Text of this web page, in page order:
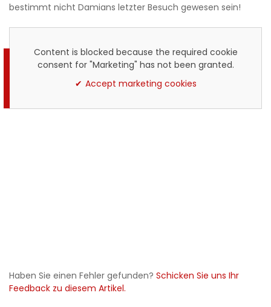
bestimmt nicht Damians letzter Besuch gewesen sein!
Content is blocked because the required cookie
consent for "Marketing" has not been granted.
Accept marketing cookies
Haben Sie einen Fehler gefunden? Schicken Sie uns Ihr
Feedback zu diesem Artikel.